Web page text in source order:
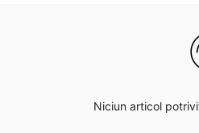
Niciun articol